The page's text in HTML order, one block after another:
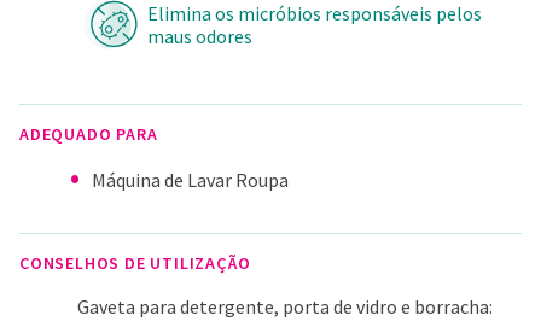
Elimina os micróbios responsáveis pelos
maus odores
ADEQUADO PARA
Máquina de Lavar Roupa
CONSELHOS DE UTILIZAÇÃO
Gaveta para detergente, porta de vidro e borracha: